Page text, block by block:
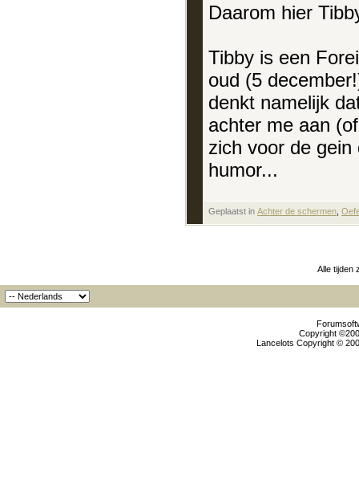
Daarom hier
Tibby is een
oud (5
denkt namelijk
achter me aan
zich voor de
humor...
Geplaatst in Achter de schermen
Alle tijden
Copyright
Lancelots Copyright ©